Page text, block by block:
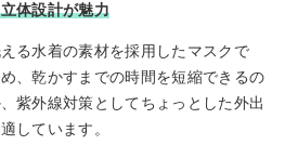
体設計が魅力
る水着の素材を採用したマスクで
、乾かすまでの時間を短縮できるの
紫外線対策としてちょっとした外出
しています。